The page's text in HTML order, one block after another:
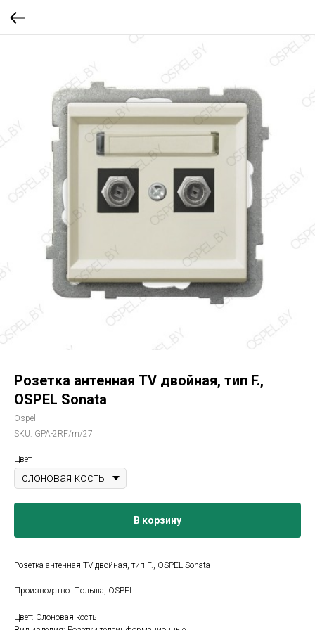
Розетка антенная TV двойная, тип F.,
OSPEL Sonata
Ospel
SKU: GPA-2RF/m/27
Цвет
В корзину
Розетка антенная TV двойная, тип F., OSPEL Sonata
Производство: Польша, OSPEL
Цвет: Слоновая кость